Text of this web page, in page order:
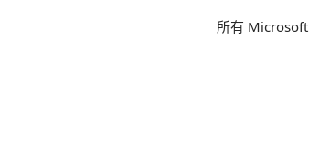
所有 Microsoft